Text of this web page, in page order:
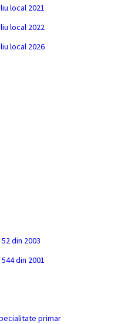
local 2021
local 2022
local 2026
din 2003
din 2001
primar